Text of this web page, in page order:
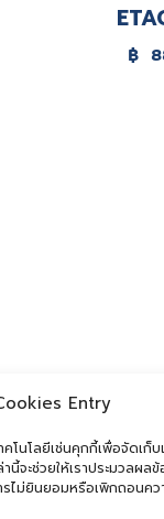
Entry
โนโลยีเช่นคุกกี้เพื่อจัดเก็
จะช่วยให้เราประมวลผล
ไม่ยินยอมหรือเพิกถอนค
฿